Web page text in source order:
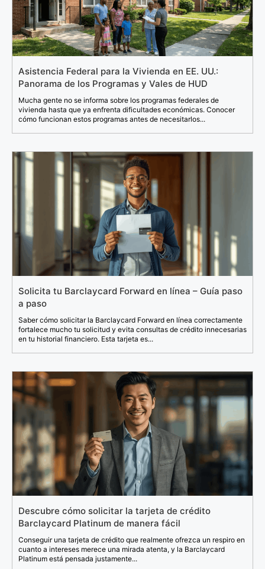
Asistencia Federal para la Vivienda en EE. UU.:
Panorama de los Programas y Vales de HUD
Mucha gente no se informa sobre los programas federales de
vivienda hasta que ya enfrenta dificultades económicas. Conocer
cómo funcionan estos programas antes de necesitarlos...
Solicita tu Barclaycard Forward en línea – Guía paso
a paso
Saber cómo solicitar la Barclaycard Forward en línea correctamente
fortalece mucho tu solicitud y evita consultas de crédito innecesarias
en tu historial financiero. Esta tarjeta es...
Descubre cómo solicitar la tarjeta de crédito
Barclaycard Platinum de manera fácil
Conseguir una tarjeta de crédito que realmente ofrezca un respiro en
cuanto a intereses merece una mirada atenta, y la Barclaycard
Platinum está pensada justamente...